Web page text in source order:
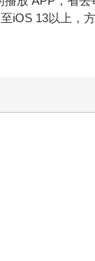
iOS 13以上，